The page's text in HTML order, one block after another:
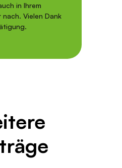
in Ihrem
nach. Vielen Dank